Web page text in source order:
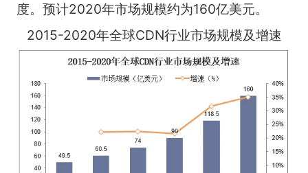
度。预计2020年市场规模约为160亿美元。
2015-2020年全球CDN行业市场规模及增速